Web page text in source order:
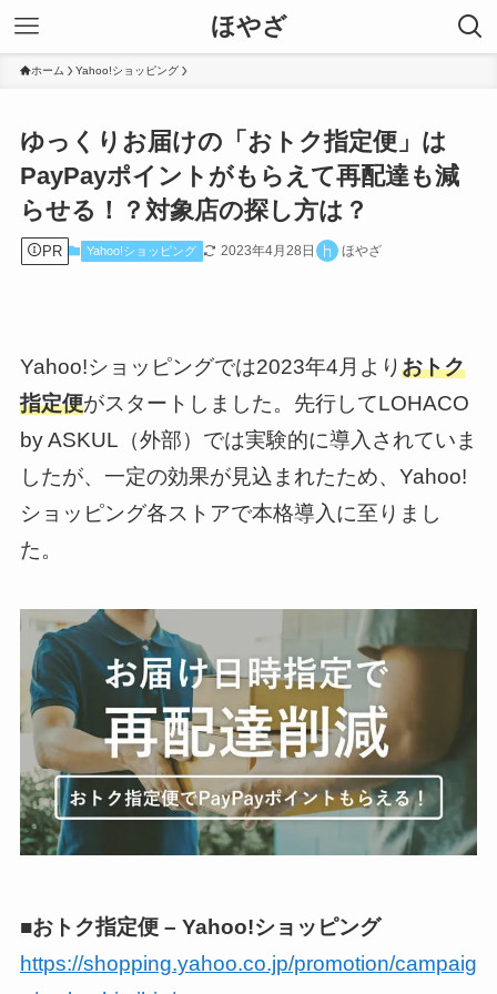
ほやざ
ホーム Yahoo!ショッピング
ゆっくりお届けの「おトク指定便」は
PayPayポイントがもらえて再配達も減
らせる！？対象店の探し方は？
PR Yahoo!ショッピング 2023年4月28日 ほやざ
Yahoo!ショッピングでは2023年4月よりおトク
指定便がスタートしました。先行してLOHACO
by ASKUL（外部）では実験的に導入されていま
したが、一定の効果が見込まれたため、Yahoo!
ショッピング各ストアで本格導入に至りまし
た。
■おトク指定便 – Yahoo!ショッピング
https://shopping.yahoo.co.jp/promotion/campaig